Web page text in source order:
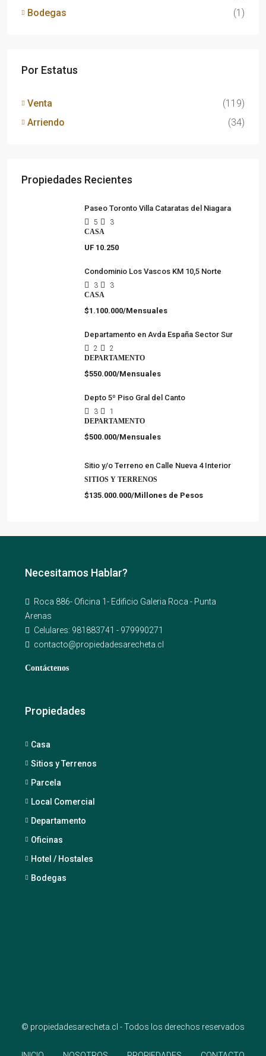
Bodegas
(1)
Por Estatus
Venta
(119)
Arriendo
(34)
Propiedades Recientes
Paseo Toronto Villa Cataratas del Niagara
5
3
CASA
UF 10.250
Condominio Los Vascos KM 10,5 Norte
3
3
CASA
$1.100.000/Mensuales
Departamento en Avda España Sector Sur
2
2
DEPARTAMENTO
$550.000/Mensuales
Depto 5º Piso Gral del Canto
3
1
DEPARTAMENTO
$500.000/Mensuales
Sitio y/o Terreno en Calle Nueva 4 Interior
SITIOS Y TERRENOS
$135.000.000/Millones de Pesos
Necesitamos Hablar?
Roca 886- Oficina 1- Edificio Galeria Roca - Punta
Arenas
Celulares: 981883741 - 979990271
contacto@propiedadesarecheta.cl
Contáctenos
Propiedades
Casa
Sitios y Terrenos
Parcela
Local Comercial
Departamento
Oficinas
Hotel / Hostales
Bodegas
© propiedadesarecheta.cl - Todos los derechos reservados